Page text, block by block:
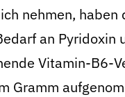
nehmen, haben
an Pyridoxin
Vitamin-B6-
Gramm